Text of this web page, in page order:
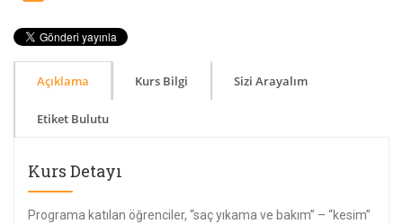
Açıklama Kurs Bilgi Sizi Arayalım
Etiket Bulutu
Kurs Detayı
Programa katılan öğrenciler, “saç yıkama ve bakım” – “kesim”